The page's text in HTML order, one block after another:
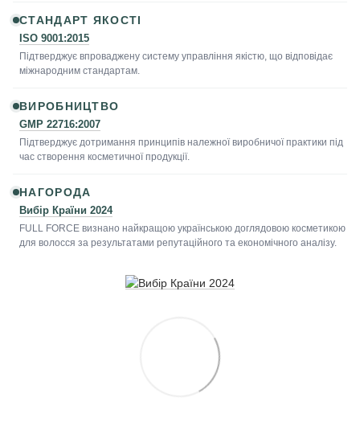
СТАНДАРТ ЯКОСТІ
ISO 9001:2015
Підтверджує впроваджену систему управління якістю, що відповідає
міжнародним стандартам.
ВИРОБНИЦТВО
GMP 22716:2007
Підтверджує дотримання принципів належної виробничої практики під
час створення косметичної продукції.
НАГОРОДА
Вибір Країни 2024
FULL FORCE визнано найкращою українською доглядовою косметикою
для волосся за результатами репутаційного та економічного аналізу.